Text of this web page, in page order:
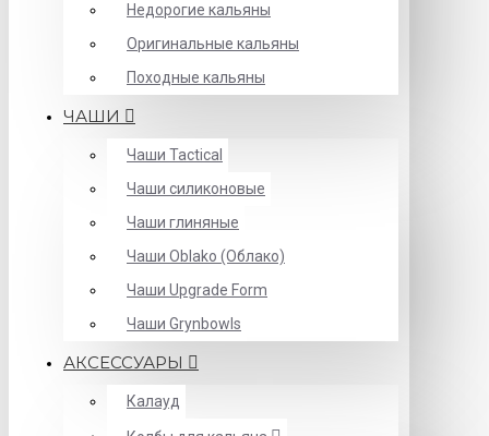
Недорогие кальяны
Оригинальные кальяны
Походные кальяны
ЧАШИ
Чаши Tactical
Чаши силиконовые
Чаши глиняные
Чаши Oblako (Облако)
Чаши Upgrade Form
Чаши Grynbowls
АКСЕССУАРЫ
Калауд